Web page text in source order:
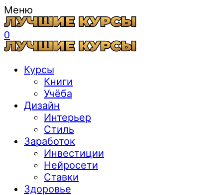
Меню
0
Курсы
Книги
Учёба
Дизайн
Интерьер
Стиль
Заработок
Инвестиции
Нейросети
Ставки
Здоровье